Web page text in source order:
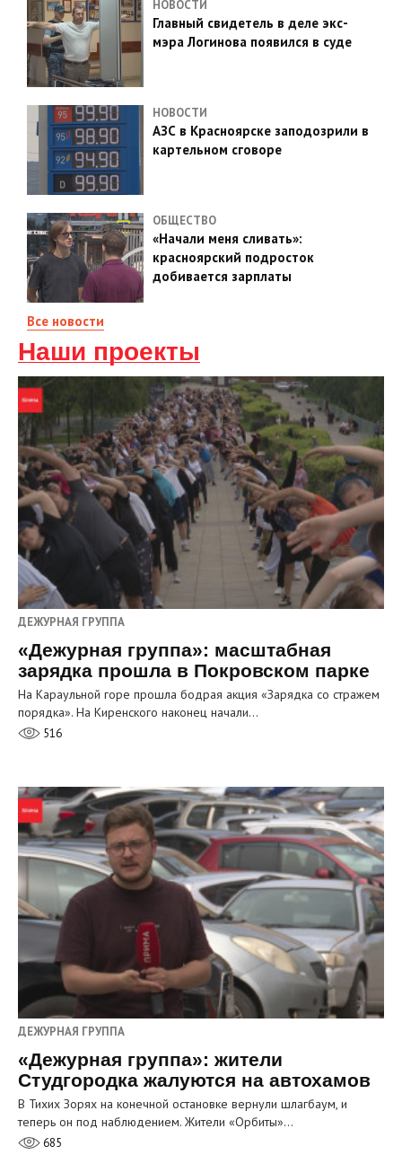
НОВОСТИ
Главный свидетель в деле экс-
мэра Логинова появился в суде
НОВОСТИ
АЗС в Красноярске заподозрили в
картельном сговоре
ОБЩЕСТВО
«Начали меня сливать»:
красноярский подросток
добивается зарплаты
Все новости
Наши проекты
ДЕЖУРНАЯ ГРУППА
«Дежурная группа»: масштабная
зарядка прошла в Покровском парке
На Караульной горе прошла бодрая акция «Зарядка со стражем
порядка». На Киренского наконец начали…
516
ДЕЖУРНАЯ ГРУППА
«Дежурная группа»: жители
Студгородка жалуются на автохамов
В Тихих Зорях на конечной остановке вернули шлагбаум, и
теперь он под наблюдением. Жители «Орбиты»…
685